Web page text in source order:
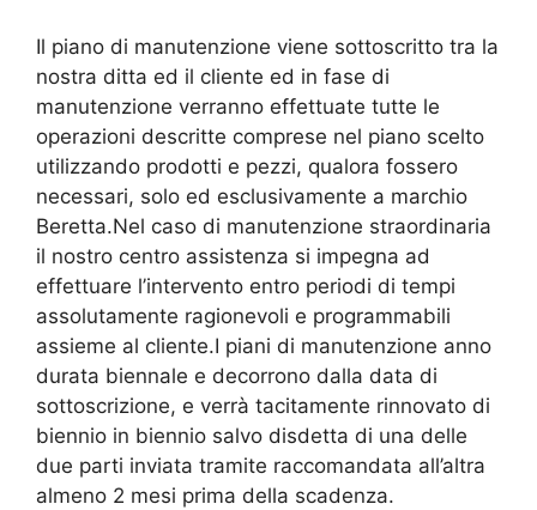
Il piano di manutenzione viene sottoscritto tra la
nostra ditta ed il cliente ed in fase di
manutenzione verranno effettuate tutte le
operazioni descritte comprese nel piano scelto
utilizzando prodotti e pezzi, qualora fossero
necessari, solo ed esclusivamente a marchio
Beretta.Nel caso di manutenzione straordinaria
il nostro centro assistenza si impegna ad
effettuare l’intervento entro periodi di tempi
assolutamente ragionevoli e programmabili
assieme al cliente.I piani di manutenzione anno
durata biennale e decorrono dalla data di
sottoscrizione, e verrà tacitamente rinnovato di
biennio in biennio salvo disdetta di una delle
due parti inviata tramite raccomandata all’altra
almeno 2 mesi prima della scadenza.